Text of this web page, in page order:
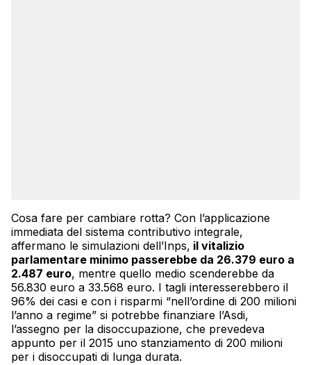
Cosa fare per cambiare rotta? Con l’applicazione
immediata del sistema contributivo integrale,
affermano le simulazioni dell’Inps, il vitalizio
parlamentare minimo passerebbe da 26.379 euro a
2.487 euro, mentre quello medio scenderebbe da
56.830 euro a 33.568 euro. I tagli interesserebbero il
96% dei casi e con i risparmi “nell’ordine di 200 milioni
l’anno a regime” si potrebbe finanziare l’Asdi,
l’assegno per la disoccupazione, che prevedeva
appunto per il 2015 uno stanziamento di 200 milioni
per i disoccupati di lunga durata.